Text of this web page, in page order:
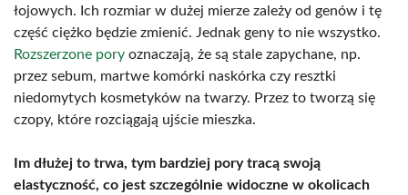
łojowych. Ich rozmiar w dużej mierze zależy od genów i tę
część ciężko będzie zmienić. Jednak geny to nie wszystko.
Rozszerzone pory oznaczają, że są stale zapychane, np.
przez sebum, martwe komórki naskórka czy resztki
niedomytych kosmetyków na twarzy. Przez to tworzą się
czopy, które rozciągają ujście mieszka.
Im dłużej to trwa, tym bardziej pory tracą swoją
elastyczność, co jest szczególnie widoczne w okolicach